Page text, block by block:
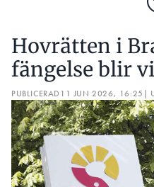
Hovrätten i
fängelse blir
PUBLICERAD 11 JUN 2026, 16:25 |